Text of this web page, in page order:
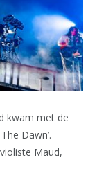
kwam met de
Dawn’.
Maud,